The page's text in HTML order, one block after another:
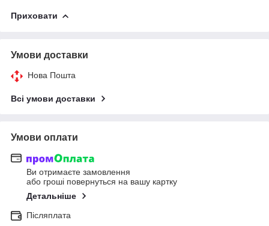
Приховати
Умови доставки
Нова Пошта
Всі умови доставки
Умови оплати
Ви отримаєте замовлення
або гроші повернуться на вашу картку
Детальніше
Післяплата